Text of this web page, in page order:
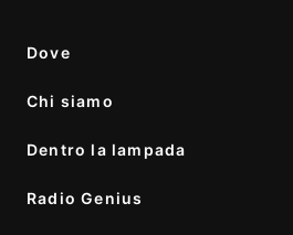
Dove
Chi siamo
Dentro la lampada
Radio Genius